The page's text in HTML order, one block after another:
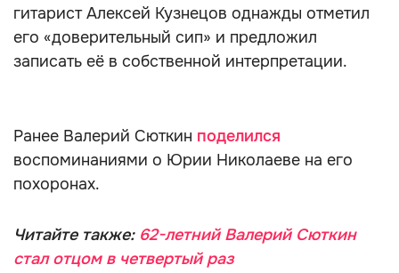
гитарист Алексей Кузнецов однажды отметил
его «доверительный сип» и предложил
записать её в собственной интерпретации.
Ранее Валерий Сюткин поделился
воспоминаниями о Юрии Николаеве на его
похоронах.
Читайте также: 62-летний Валерий Сюткин
стал отцом в четвертый раз